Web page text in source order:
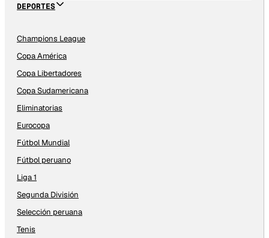
DEPORTES
Champions League
Copa América
Copa Libertadores
Copa Sudamericana
Eliminatorias
Eurocopa
Fútbol Mundial
Fútbol peruano
Liga 1
Segunda División
Selección peruana
Tenis